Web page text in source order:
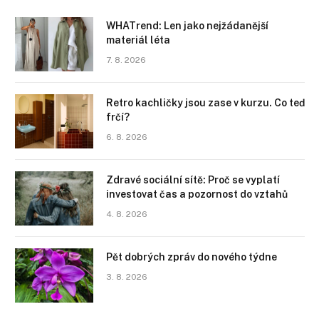
WHATrend: Len jako nejžádanější
materiál léta
7. 8. 2026
Retro kachličky jsou zase v kurzu. Co teď
frčí?
6. 8. 2026
Zdravé sociální sítě: Proč se vyplatí
investovat čas a pozornost do vztahů
4. 8. 2026
Pět dobrých zpráv do nového týdne
3. 8. 2026